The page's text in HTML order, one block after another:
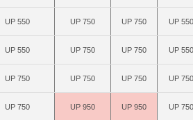
UP 550 UP 750 UP 750 UP 550
UP 550 UP 750 UP 750 UP 550
UP 750 UP 750 UP 750 UP 750
UP 750 UP 950 UP 950 UP 750